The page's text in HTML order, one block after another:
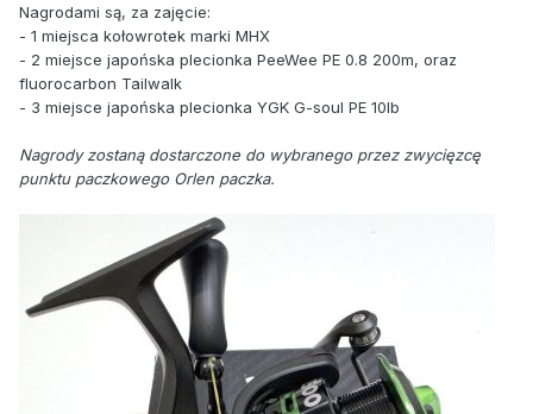
Nagrodami są, za zajęcie:
- 1 miejsca kołowrotek marki MHX
- 2 miejsce japońska plecionka PeeWee PE 0.8 200m, oraz
fluorocarbon Tailwalk
- 3 miejsce japońska plecionka YGK G-soul PE 10lb
Nagrody zostaną dostarczone do wybranego przez zwycięzcę
punktu paczkowego Orlen paczka.